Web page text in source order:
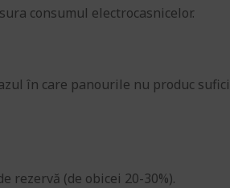
consumul electrocasnicelor.
în care panourile nu produc
rezervă (de obicei 20-30%).